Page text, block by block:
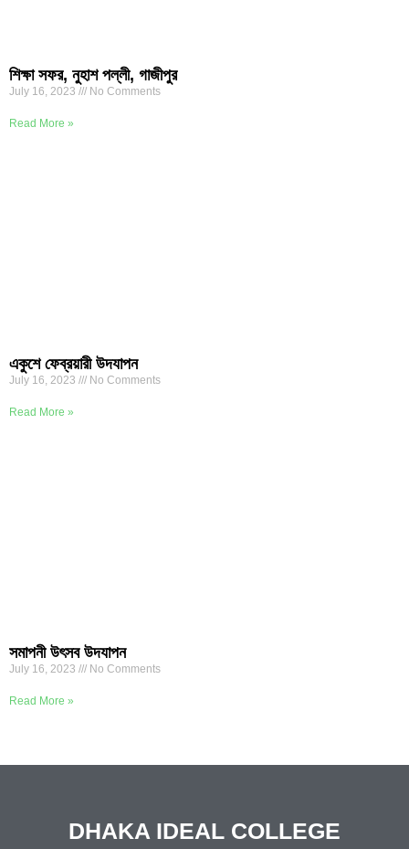
শিক্ষা সফর, নুহাশ পল্লী, গাজীপুর
July 16, 2023 No Comments
Read More »
একুশে ফেব্রয়ারী উদযাপন
July 16, 2023 No Comments
Read More »
সমাপনী উৎসব উদযাপন
July 16, 2023 No Comments
Read More »
DHAKA IDEAL COLLEGE